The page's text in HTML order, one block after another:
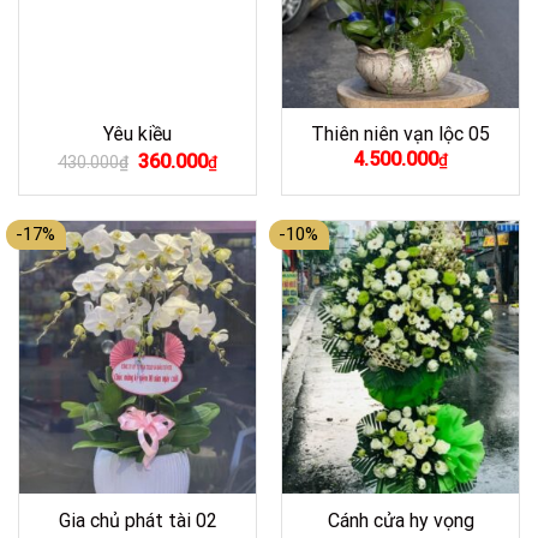
Yêu kiều
430.000₫ Giá
là:
430.000₫.
360.000₫Giá
hiện
tại
là:
360.000₫.
Thiên niên vạn lộc 05
4.500.000₫
-17%
Gia chủ phát tài 02
-10%
Cánh cửa hy vọng